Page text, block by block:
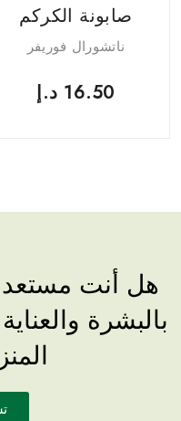
صابونة الكركم
ناتشورال فوريفر
16.50 د.إ
هل أنت مستعد
بالبشرة